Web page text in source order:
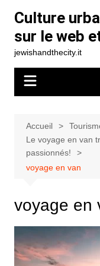
contenu
Culture
sur le web
jewishandthecity.it
Accueil
Le voyage en van
passionnés!
voyage en van
voyage en